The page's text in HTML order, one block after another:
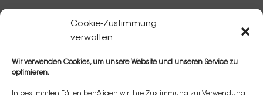
Cookie-Zustimmung
verwalten
Wir verwenden Cookies, um unsere Website und unseren Service zu
optimieren.
geboren.